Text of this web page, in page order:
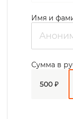
Имя и
500 ₽
Сумма в